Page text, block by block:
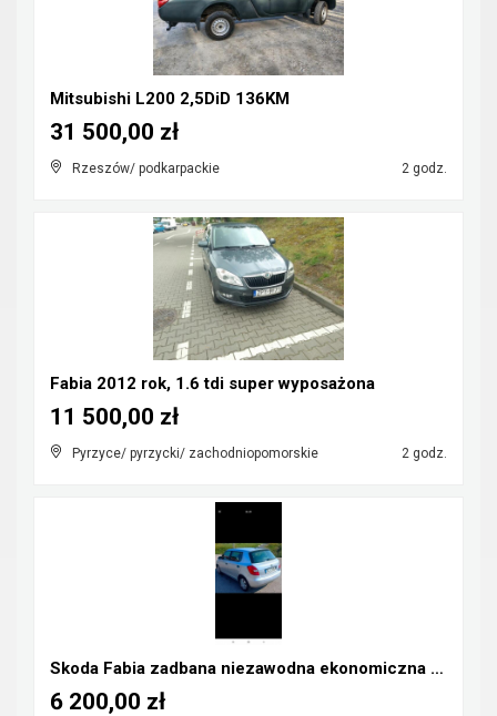
Mitsubishi L200 2,5DiD 136KM
Rzeszów/ podkarpackie 2 godz.
31 500,00 zł
Fabia 2012 rok, 1.6 tdi super wyposażona
Pyrzyce/ pyrzycki/ zachodniopomorskie 2 godz.
11 500,00 zł
Skoda Fabia zadbana niezawodna ekonomiczna 2 właśc...
6 200,00 zł